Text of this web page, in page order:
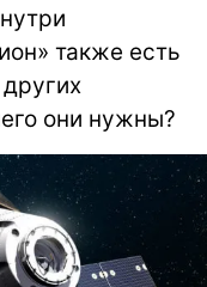
также есть
они нужны?